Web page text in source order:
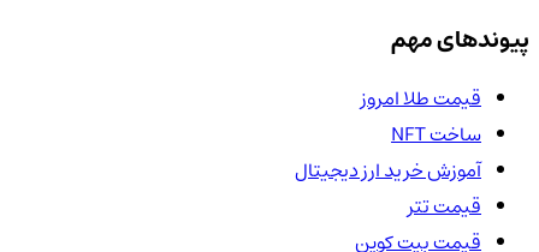
پیوندهای مهم
قیمت طلا امروز
ساخت NFT
آموزش خرید ارز دیجیتال
قیمت تتر
قیمت بیت کوین